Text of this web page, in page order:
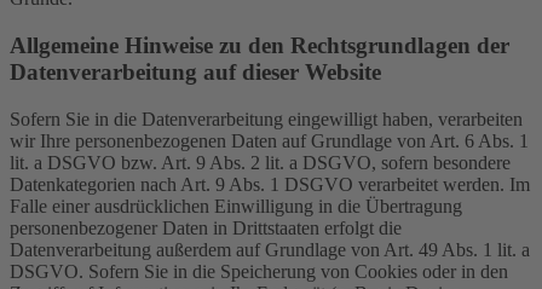
Allgemeine Hinweise zu den Rechtsgrundlagen der
Datenverarbeitung auf dieser Website
Sofern Sie in die Datenverarbeitung eingewilligt haben, verarbeiten
wir Ihre personenbezogenen Daten auf Grundlage von Art. 6 Abs. 1
lit. a DSGVO bzw. Art. 9 Abs. 2 lit. a DSGVO, sofern besondere
Datenkategorien nach Art. 9 Abs. 1 DSGVO verarbeitet werden. Im
Falle einer ausdrücklichen Einwilligung in die Übertragung
personenbezogener Daten in Drittstaaten erfolgt die
Datenverarbeitung außerdem auf Grundlage von Art. 49 Abs. 1 lit. a
DSGVO. Sofern Sie in die Speicherung von Cookies oder in den